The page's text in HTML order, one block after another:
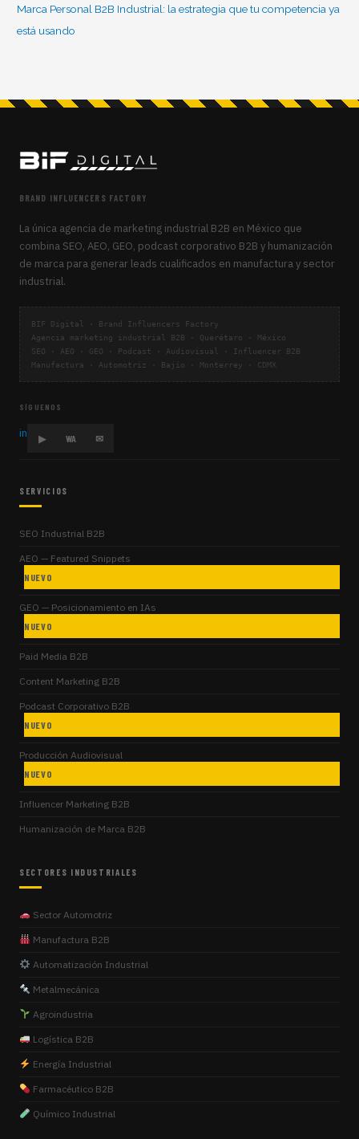
Marca Personal B2B Industrial: la estrategia que tu competencia ya
está usando
BRAND INFLUENCERS FACTORY
La única agencia de marketing industrial B2B en México que
combina SEO, AEO, GEO, podcast corporativo B2B y humanización
de marca para generar leads cualificados en manufactura y sector
industrial.
BIF Digital · Brand Influencers Factory
Agencia marketing industrial B2B · Querétaro · México
SEO · AEO · GEO · Podcast · Audiovisual · Influencer B2B
Manufactura · Automotriz · Bajío · Monterrey · CDMX
SÍGUENOS
in ▶ WA ✉
SERVICIOS
SEO Industrial B2B
AEO — Featured Snippets
NUEVO
GEO — Posicionamiento en IAs
NUEVO
Paid Media B2B
Content Marketing B2B
Podcast Corporativo B2B
NUEVO
Producción Audiovisual
NUEVO
Influencer Marketing B2B
Humanización de Marca B2B
SECTORES INDUSTRIALES
Sector Automotriz
Manufactura B2B
Automatización Industrial
Metalmecánica
Agroindustria
Logística B2B
Energía Industrial
Farmacéutico B2B
Químico Industrial